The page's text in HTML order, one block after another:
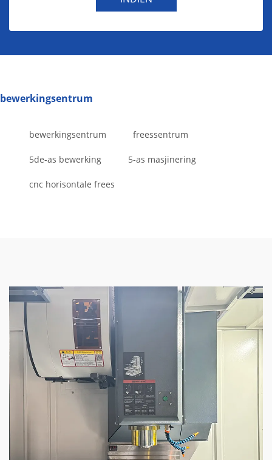
bewerkingsentrum
bewerkingsentrum freessentrum
5de-as bewerking 5-as masjinering
cnc horisontale frees